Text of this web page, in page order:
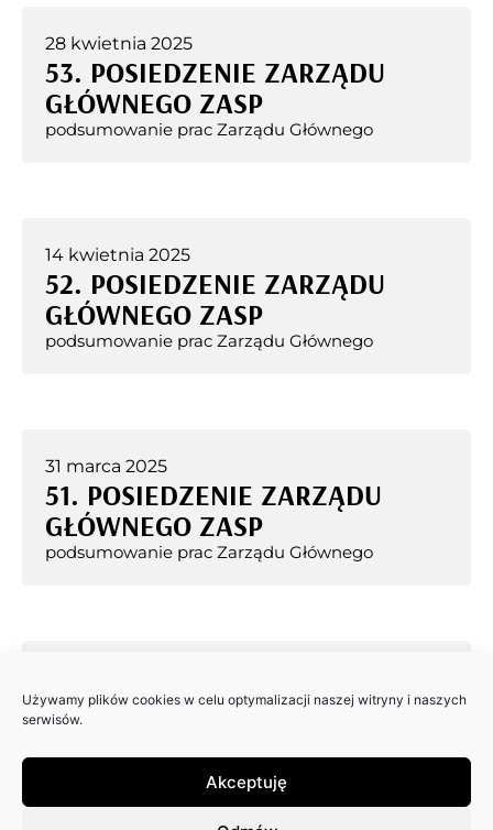
Używamy plików cookies w celu optymalizacji naszej witryny i naszych
serwisów.
Akceptuję
28 kwietnia 2025
53. POSIEDZENIE ZARZĄDU
GŁÓWNEGO ZASP
podsumowanie prac Zarządu Głównego
14 kwietnia 2025
52. POSIEDZENIE ZARZĄDU
GŁÓWNEGO ZASP
podsumowanie prac Zarządu Głównego
31 marca 2025
51. POSIEDZENIE ZARZĄDU
GŁÓWNEGO ZASP
podsumowanie prac Zarządu Głównego
50. POSIEDZENIE ZARZĄDU
podsumowanie prac Zarządu Głównego